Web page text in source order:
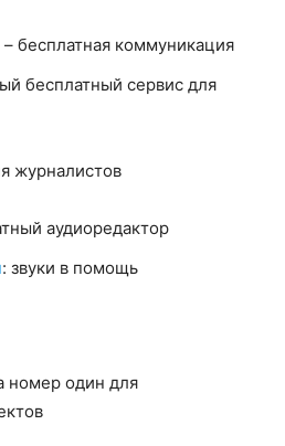
– бесплатная коммуникация
бесплатный сервис для
журналистов
аудиоредактор
: звуки в помощь
номер один для